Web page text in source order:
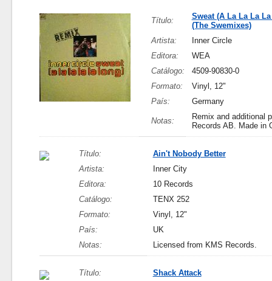
Título:
Sweat (A La La La
(The Swemixes)
Artista:
Inner Circle
Editora:
WEA
Catálogo:
4509-90830-0
Formato:
Vinyl, 12"
País:
Germany
Notas:
Remix and additional
Records AB. Made in
Título:
Ain't Nobody Better
Artista:
Inner City
Editora:
10 Records
Catálogo:
TENX 252
Formato:
Vinyl, 12"
País:
UK
Notas:
Licensed from KMS Records.
Título: Shack Attack